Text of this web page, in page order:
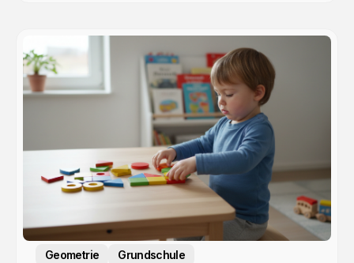
Geometrie Grundschule